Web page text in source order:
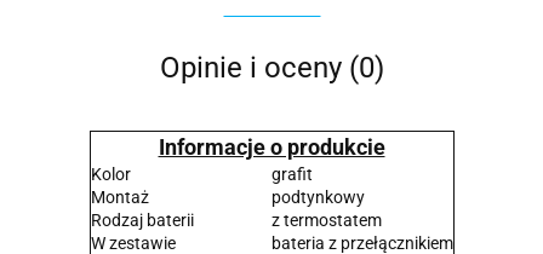
Opinie i oceny (0)
Informacje o produkcie
Kolor
grafit
Montaż
podtynkowy
Rodzaj baterii
z termostatem
W zestawie
bateria z przełącznikiem